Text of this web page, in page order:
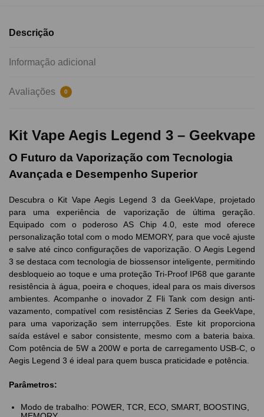
Descrição
Informação adicional
Avaliações 0
Kit Vape Aegis Legend 3 – Geekvape
O Futuro da Vaporização com Tecnologia
Avançada e Desempenho Superior
Descubra o Kit Vape Aegis Legend 3 da GeekVape, projetado
para uma experiência de vaporização de última geração.
Equipado com o poderoso AS Chip 4.0, este mod oferece
personalização total com o modo MEMORY, para que você ajuste
e salve até cinco configurações de vaporização. O Aegis Legend
3 se destaca com tecnologia de biossensor inteligente, permitindo
desbloqueio ao toque e uma proteção Tri-Proof IP68 que garante
resistência à água, poeira e choques, ideal para os mais diversos
ambientes. Acompanhe o inovador Z Fli Tank com design anti-
vazamento, compatível com resistências Z Series da GeekVape,
para uma vaporização sem interrupções. Este kit proporciona
saída estável e sabor consistente, mesmo com a bateria baixa.
Com potência de 5W a 200W e porta de carregamento USB-C, o
Aegis Legend 3 é ideal para quem busca praticidade e potência.
Parâmetros:
Modo de trabalho: POWER, TCR, ECO, SMART, BOOSTING,